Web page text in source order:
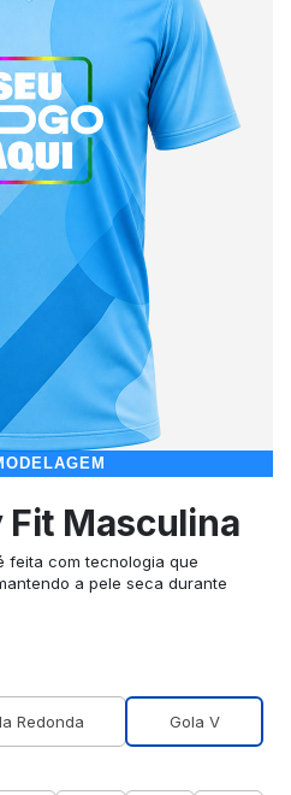
Fit Masculina
feita com tecnologia que
a pele seca durante
Redonda Gola V